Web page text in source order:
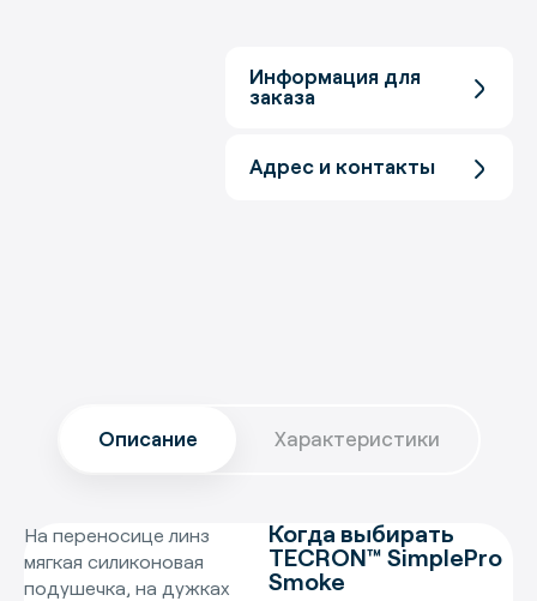
Информация для
заказа
Адрес и контакты
Описание Характеристики
На переносице линз
мягкая силиконовая
подушечка, на дужках
Когда выбирать
TECRON™ SimplePro
Smoke